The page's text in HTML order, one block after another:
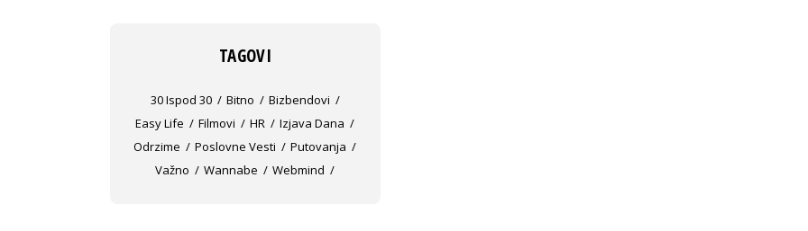
TAGOVI
30 Ispod 30 Bitno
Bizbendovi
Easy Life
Filmovi HR
Izjava Dana
Odrzime
Poslovne Vesti
Putovanja
Važno
Wannabe Webmind